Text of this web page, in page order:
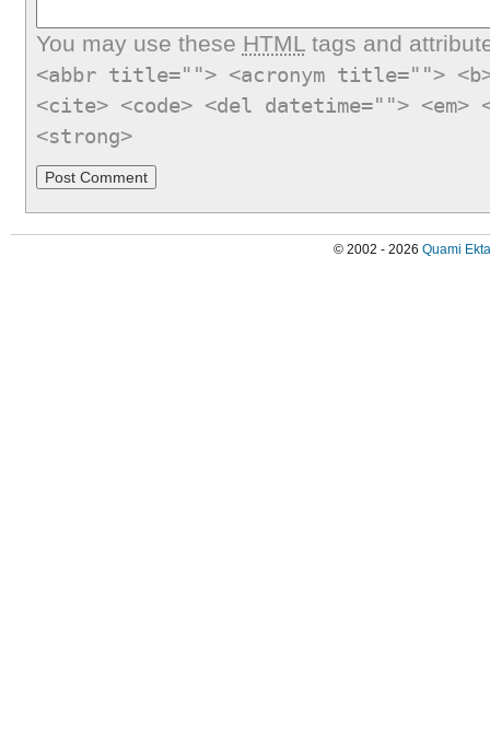
You may use these HTMLtags and
<abbr title=""> <acronym title="">
<cite> <code> <del datetime="">
<strong>
© 2002 - 2026 Quami